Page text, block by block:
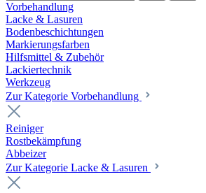
Vorbehandlung
Lacke & Lasuren
Bodenbeschichtungen
Markierungsfarben
Hilfsmittel & Zubehör
Lackiertechnik
Werkzeug
Zur Kategorie Vorbehandlung
Reiniger
Rostbekämpfung
Abbeizer
Zur Kategorie Lacke & Lasuren